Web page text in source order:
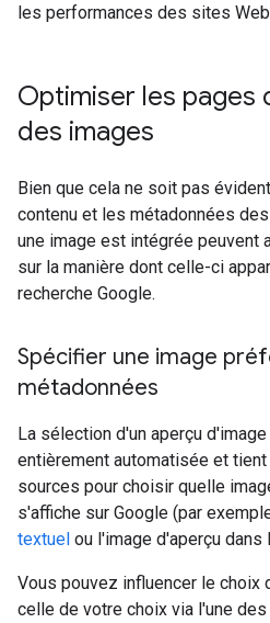
les performances des sites
Optimiser les pages
des images
Bien que cela ne soit pas
contenu et les métadonnées
une image est intégrée peuvent
sur la manière dont celle-ci
recherche Google.
Spécifier une image
métadonnées
La sélection d'un aperçu
entièrement automatisée et
sources pour choisir quelle
s'affiche sur Google (par
textuel ou l'image d'aperçu dans
Vous pouvez influencer le choix
celle de votre choix via l'une